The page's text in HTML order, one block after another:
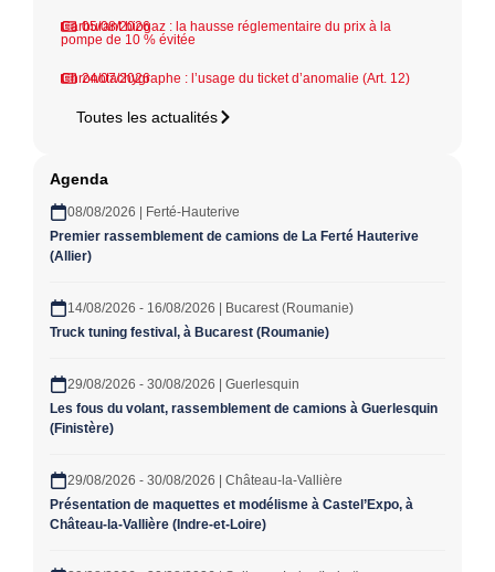
05/08/2026
Carburant biogaz : la hausse réglementaire du prix à la
pompe de 10 % évitée
24/07/2026
Chronotachygraphe : l’usage du ticket d’anomalie (Art. 12)
Toutes les actualités
Agenda
08/08/2026 | Ferté-Hauterive
Premier rassemblement de camions de La Ferté Hauterive
(Allier)
14/08/2026 - 16/08/2026 | Bucarest (Roumanie)
Truck tuning festival, à Bucarest (Roumanie)
29/08/2026 - 30/08/2026 | Guerlesquin
Les fous du volant, rassemblement de camions à Guerlesquin
(Finistère)
29/08/2026 - 30/08/2026 | Château-la-Vallière
Présentation de maquettes et modélisme à Castel’Expo, à
Château-la-Vallière (Indre-et-Loire)